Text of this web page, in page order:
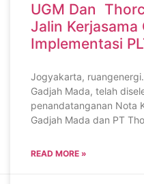
UGM Dan
Jalin Kerjasama
Implementasi
Jogyakarta,
Gadjah Mada, telah
penandatanganan Nota
Gadjah Mada dan PT
READ MORE »